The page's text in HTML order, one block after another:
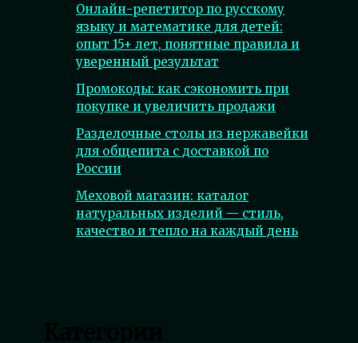
Онлайн-репетитор по русскому
языку и математике для детей:
опыт 15+ лет, понятные правила и
уверенный результат
Промокоды: как сэкономить при
покупке и увеличить продажи
Разделочные столы из нержавейки
для общепита с доставкой по
России
Меховой магазин: каталог
натуральных изделий — стиль,
качество и тепло на каждый день